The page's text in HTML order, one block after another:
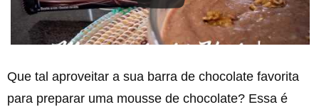
Que tal aproveitar a sua barra de chocolate favorita
para preparar uma mousse de chocolate? Essa é